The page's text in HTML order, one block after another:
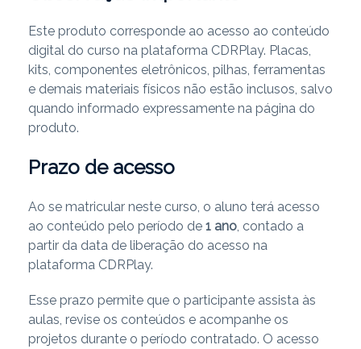
Este produto corresponde ao acesso ao conteúdo
digital do curso na plataforma CDRPlay. Placas,
kits, componentes eletrônicos, pilhas, ferramentas
e demais materiais físicos não estão inclusos, salvo
quando informado expressamente na página do
produto.
Prazo de acesso
Ao se matricular neste curso, o aluno terá acesso
ao conteúdo pelo período de 1 ano , contado a
partir da data de liberação do acesso na
plataforma CDRPlay.
Esse prazo permite que o participante assista às
aulas, revise os conteúdos e acompanhe os
projetos durante o período contratado. O acesso